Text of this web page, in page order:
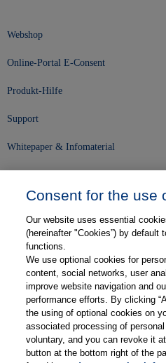
Webshop
Online-Portal E-Consent
Produkt-Hilfe
Support
Whitepaper & Infomaterial
Karriere
Kontakt
Web-Semniare
Anwenderberichte
Partner
Consent for the use
Our website uses essential
(hereinafter "Cookies”) by default
functions.
We use optional cookies for
content, social networks, user
improve website navigation and
performance efforts. By clicking
the using of optional cookies on
associated processing of
voluntary, and you can revoke it
button at the bottom right of the